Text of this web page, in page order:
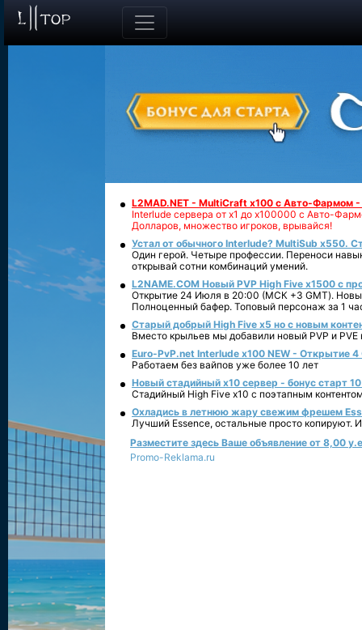
L2MAD.NET - MultiCraft x100 с Авто-Фармом
Interlude сервера от х1 до х100000 с Авто-
Долларов, множество игроков, врывайся!
Устал от обычного Interlude? MultiSub x550.
Один герой. Четыре профессии. Переноси
открывай сотни комбинаций умений.
L2NAME.COM Новый PVP High Five x1500 с
Открытие 24 Июля в 20:00 (МСК +3 GMT).
Полноценный бафер. Топовый персонаж за 1
Старый добрый High Five x5 но с новым
Вместо крыльев мы добавили новый PVP и PVE
Euro-PvP.net Interlude х100 NEW - Открытие 4
Работаем без вайпов уже более 10 лет
Новый стадийный х10 сервер - бонус старт
Стадийный High Five x10 с поэтапным
Охладись в летнюю жару свежим фрешем
Лучший Essence, остальные просто копируют.
Разместите здесь Ваше объявление от 8,00
Promo-Reklama.ru